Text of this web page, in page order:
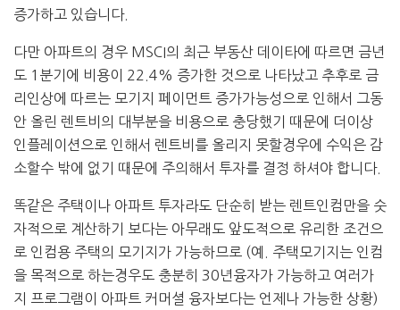
증가하고 있습니다.
다만 아파트의 경우 MSCI의 최근 부동산 데이타에 따르면 금년
도 1분기에 비용이 22.4% 증가한 것으로 나타났고 추후로 금
리인상에 따르는 모기지 페이먼트 증가가능성으로 인해서 그동
안 올린 렌트비의 대부분을 비용으로 충당했기 때문에 더이상
인플레이션으로 인해서 렌트비를 올리지 못할경우에 수익은 감
소할수 밖에 없기 때문에 주의해서 투자를 결정 하셔야 합니다.
똑같은 주택이나 아파트 투자라도 단순히 받는 렌트인컴만을 숫
자적으로 계산하기 보다는 아무래도 앞도적으로 유리한 조건으
로 인컴용 주택의 모기지가 가능하므로 (예. 주택모기지는 인컴
을 목적으로 하는경우도 충분히 30년융자가 가능하고 여러가
지 프로그램이 아파트 커머셜 융자보다는 언제나 가능한 상황)